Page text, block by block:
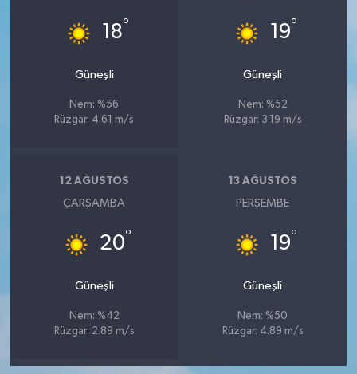
18°
Güneşli
Nem: %56
Rüzgar: 4.61 m/s
19°
Güneşli
Nem: %52
Rüzgar: 3.19 m/s
12 AĞUSTOS
ÇARŞAMBA
20°
Güneşli
Nem: %42
Rüzgar: 2.89 m/s
13 AĞUSTOS
PERŞEMBE
19°
Güneşli
Nem: %50
Rüzgar: 4.89 m/s
OTOMOBİL
MİZAH
TARİH
Politika
YEREL
BÖLGEDEN
BİLİM TEKNOLOJİ